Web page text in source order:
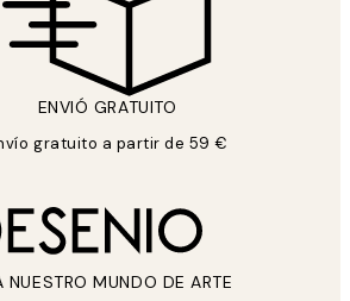
ENVIÓ GRATUITO
gratuito a partir de 59 €
NUESTRO MUNDO DE ARTE